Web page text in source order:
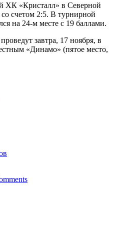
ХК «Кристалл» в Северной
счетом 2:5. В турнирной
на 24-м месте с 19 баллами.
завтра, 17 ноября, в
«Динамо» (пятое место,